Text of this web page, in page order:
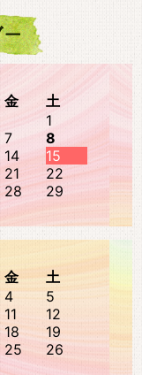
金
土
1
7
8
14
15
21
22
28
29
金
土
4
5
11
12
18
19
25
26